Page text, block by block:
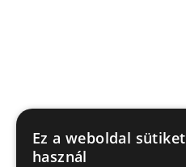
Ez a weboldal sütiket
használ